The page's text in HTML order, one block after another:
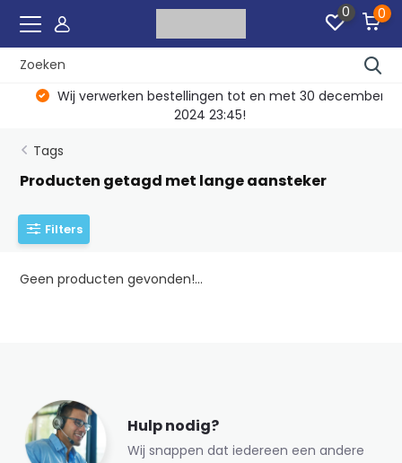
0 0
Wij verwerken bestellingen tot en met 30 december
2024 23:45!
Tags
Producten getagd met lange aansteker
Filters
Geen producten gevonden!...
Hulp nodig?
Wij snappen dat iedereen een andere